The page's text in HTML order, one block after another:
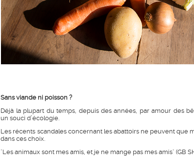
Sans viande ni poisson ?
Déjà la plupart du temps, depuis des années, par amour des
un souci d’écologie.
Les récents scandales concernant les abattoirs ne peuvent que
dans ces choix.
"Les animaux sont mes amis, et je ne mange pas mes amis" (GB